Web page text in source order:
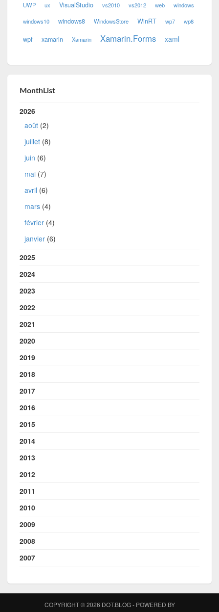
UWP ux VisualStudio vs2010 vs2012 web windows
windows10 windows8 WindowsStore WinRT wp7 wp8
wpf xamarin Xamarin Xamarin.Forms xaml
MonthList
2026
août (2)
juillet (8)
juin (6)
mai (7)
avril (6)
mars (4)
février (4)
janvier (6)
2025
2024
2023
2022
2021
2020
2019
2018
2017
2016
2015
2014
2013
2012
2011
2010
2009
2008
2007
COPYRIGHT © 2026 DOT.BLOG - POWERED BY